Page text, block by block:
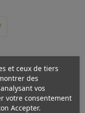
et ceux de tiers
des
vos
votre consentement
Accepter.